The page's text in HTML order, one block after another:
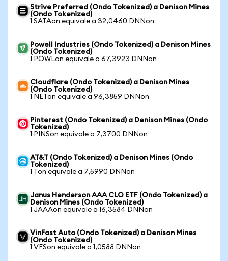
Strive Preferred (Ondo Tokenized) a Denison Mines
(Ondo Tokenized)
1 SATAon equivale a 32,0460 DNNon
Powell Industries (Ondo Tokenized) a Denison Mines
(Ondo Tokenized)
1 POWLon equivale a 67,3923 DNNon
Cloudflare (Ondo Tokenized) a Denison Mines
(Ondo Tokenized)
1 NETon equivale a 96,3859 DNNon
Pinterest (Ondo Tokenized) a Denison Mines (Ondo
Tokenized)
1 PINSon equivale a 7,3700 DNNon
AT&T (Ondo Tokenized) a Denison Mines (Ondo
Tokenized)
1 Ton equivale a 7,5990 DNNon
Janus Henderson AAA CLO ETF (Ondo Tokenized) a
Denison Mines (Ondo Tokenized)
1 JAAAon equivale a 16,3584 DNNon
VinFast Auto (Ondo Tokenized) a Denison Mines
(Ondo Tokenized)
1 VFSon equivale a 1,0588 DNNon